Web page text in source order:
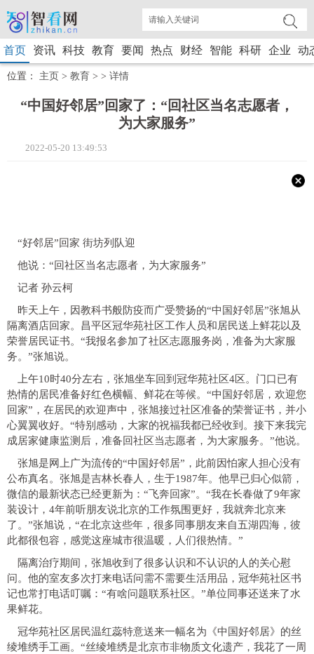
首页 资讯 科技 教育 要闻 热点 财经 智能 科研 企业 动
位置： 主页 > 教育 > > 详情
“中国好邻居”回家了：“回社区当名志愿者，
为大家服务”
2022-05-20 13:49:53
“好邻居”回家 街坊列队迎
他说：“回社区当名志愿者，为大家服务”
记者 孙云柯
昨天上午，因教科书般防疫而广受赞扬的“中国好邻居”张旭从
隔离酒店回家。昌平区冠华苑社区工作人员和居民送上鲜花以及
荣誉居民证书。“我报名参加了社区志愿服务岗，准备为大家服
务。”张旭说。
上午10时40分左右，张旭坐车回到冠华苑社区4区。门口已有
热情的居民准备好红色横幅、鲜花在等候。“中国好邻居，欢迎您
回家”，在居民的欢迎声中，张旭接过社区准备的荣誉证书，并小
心翼翼收好。“特别感动，大家的祝福我都已经收到。接下来我完
成居家健康监测后，准备回社区当志愿者，为大家服务。”他说。
张旭是网上广为流传的“中国好邻居”，此前因怕家人担心没有
公布真名。张旭是吉林长春人，生于1987年。他早已归心似箭，
微信的最新状态已经更新为：“飞奔回家”。“我在长春做了9年家
装设计，4年前听朋友说北京的工作氛围更好，我就奔北京来
了。”张旭说，“在北京这些年，很多同事朋友来自五湖四海，彼
此都很包容，感觉这座城市很温暖，人们很热情。”
隔离治疗期间，张旭收到了很多认识和不认识的人的关心慰
问。他的室友多次打来电话问需不需要生活用品，冠华苑社区书
记也常打电话叮嘱：“有啥问题联系社区。”单位同事还送来了水
果鲜花。
冠华苑社区居民温红蕊特意送来一幅名为《中国好邻居》的丝
绫堆绣手工画。“丝绫堆绣是北京市非物质文化遗产，我花了一周